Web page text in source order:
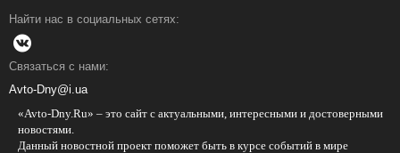
Найти нас в социальных сетях:
Связаться с нами:
Avto-Dny@i.ua
«Avto-Dny.Ru» – это сайт с актуальными, интересными и достоверными
новостями.
Данный новостной проект поможет быть в курсе событий в мире